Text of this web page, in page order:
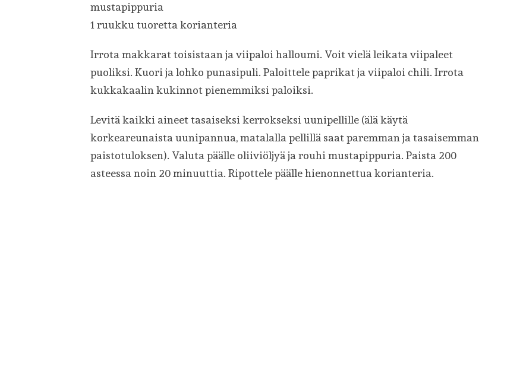
mustapippuria
1 ruukku tuoretta korianteria
Irrota makkarat toisistaan ja viipaloi halloumi. Voit vielä leikata viipaleet
puoliksi. Kuori ja lohko punasipuli. Paloittele paprikat ja viipaloi chili. Irrota
kukkakaalin kukinnot pienemmiksi paloiksi.
Levitä kaikki aineet tasaiseksi kerrokseksi uunipellille (älä käytä
korkeareunaista uunipannua, matalalla pellillä saat paremman ja tasaisemman
paistotuloksen). Valuta päälle oliiviöljyä ja rouhi mustapippuria. Paista 200
asteessa noin 20 minuuttia. Ripottele päälle hienonnettua korianteria.